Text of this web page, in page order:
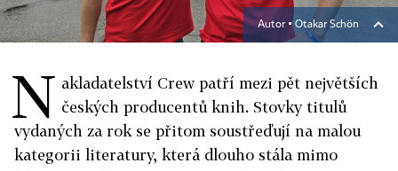
Autor ▪Otakar Schön
N akladatelství Crew patří mezi pět největších
českých producentů knih. Stovky titulů
vydaných za rok se přitom soustřeďují na malou
kategorii literatury, která dlouho stála mimo